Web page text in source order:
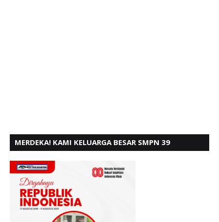
MERDEKA! KAMI KELUARGA BESAR SMPN 39